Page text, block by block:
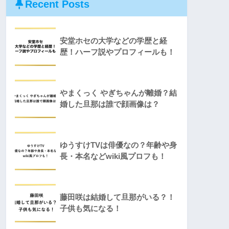
Recent Posts
安堂ホセの大学などの学歴と経
歴！ハーフ説やプロフィールも！
やまくっく やぎちゃんが離婚？結
婚した旦那は誰で顔画像は？
ゆうすけTVは俳優なの？年齢や身
長・本名などwiki風プロフも！
藤田咲は結婚して旦那がいる？！
子供も気になる！